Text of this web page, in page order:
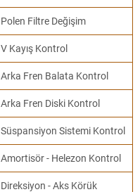
Polen Filtre Değişim
V Kayış Kontrol
Arka Fren Balata Kontrol
Arka Fren Diski Kontrol
Süspansiyon Sistemi Kontrol
Amortisör - Helezon Kontrol
Direksiyon - Aks Körük